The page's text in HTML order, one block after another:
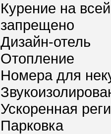
Курение на
запрещено
Дизайн-отель
Отопление
Номера для
Ускоренная
Парковка